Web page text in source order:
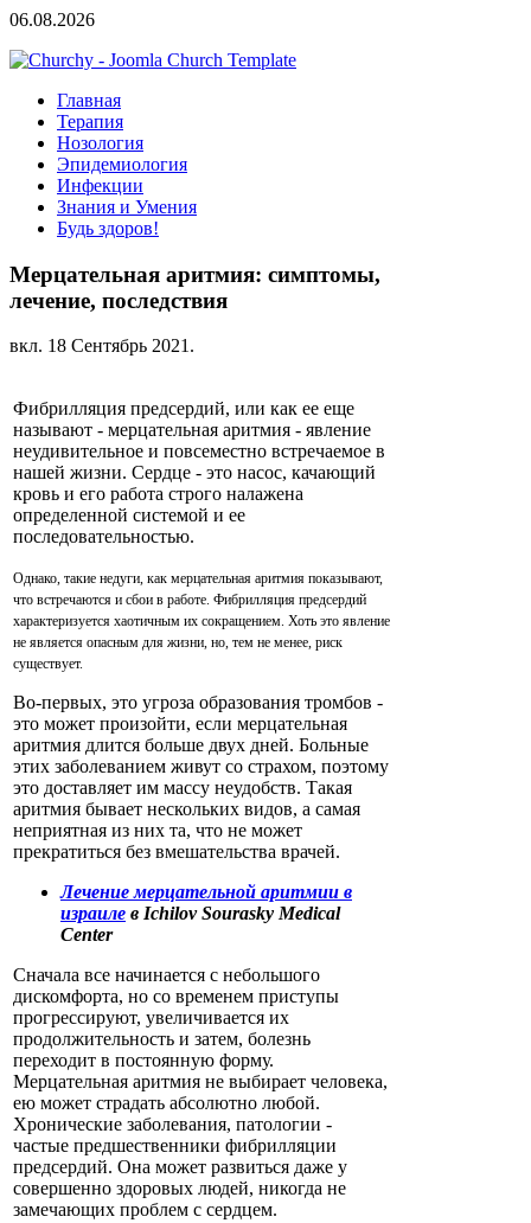
06.08.2026
Главная
Терапия
Нозология
Эпидемиология
Инфекции
Знания и Умения
Будь здоров!
Мерцательная аритмия: симптомы,
лечение, последствия
вкл. 18 Сентябрь 2021.
Фибрилляция предсердий, или как ее еще
называют - мерцательная аритмия - явление
неудивительное и повсеместно встречаемое в
нашей жизни. Сердце - это насос, качающий
кровь и его работа строго налажена
определенной системой и ее
последовательностью.
Однако, такие недуги, как мерцательная аритмия показывают,
что встречаются и сбои в работе. Фибрилляция предсердий
характеризуется хаотичным их сокращением. Хоть это явление
не является опасным для жизни, но, тем не менее, риск
существует.
Во-первых, это угроза образования тромбов -
это может произойти, если мерцательная
аритмия длится больше двух дней. Больные
этих заболеванием живут со страхом, поэтому
это доставляет им массу неудобств. Такая
аритмия бывает нескольких видов, а самая
неприятная из них та, что не может
прекратиться без вмешательства врачей.
Лечение мерцательной аритмии в
израиле в Ichilov Sourasky Medical
Center
Сначала все начинается с небольшого
дискомфорта, но со временем приступы
прогрессируют, увеличивается их
продолжительность и затем, болезнь
переходит в постоянную форму.
Мерцательная аритмия не выбирает человека,
ею может страдать абсолютно любой.
Хронические заболевания, патологии -
частые предшественники фибрилляции
предсердий. Она может развиться даже у
совершенно здоровых людей, никогда не
замечающих проблем с сердцем.